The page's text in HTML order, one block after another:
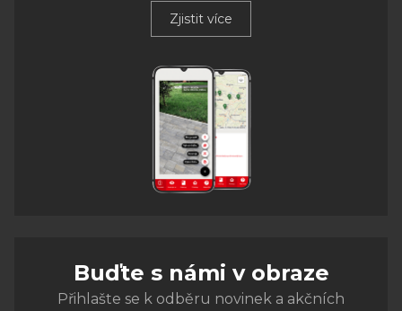
Zjistit více
Buďte s námi v obraze
Přihlašte se k odběru novinek a akčních